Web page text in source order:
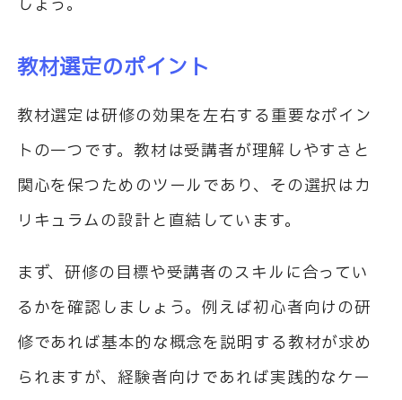
教材選定のポイント
教材選定は研修の効果を左右する重要なポイン
トの一つです。教材は受講者が理解しやすさと
関心を保つためのツールであり、その選択はカ
リキュラムの設計と直結しています。
まず、研修の目標や受講者のスキルに合ってい
るかを確認しましょう。例えば初心者向けの研
修であれば基本的な概念を説明する教材が求め
られますが、経験者向けであれば実践的なケー